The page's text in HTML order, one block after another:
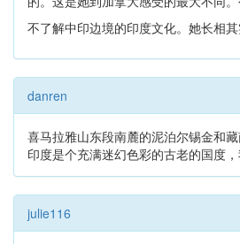
不了解中印边境的印度文化。她长相其
danren
喜马拉雅山东段南麓的泥泊尔锡金和藏
印度是个充满迷幻色彩的古老的国度
julie116